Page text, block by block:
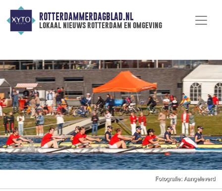
ROTTERDAMMERDAGBLAD.NL
lokaal nieuws rotterdam en omgeving